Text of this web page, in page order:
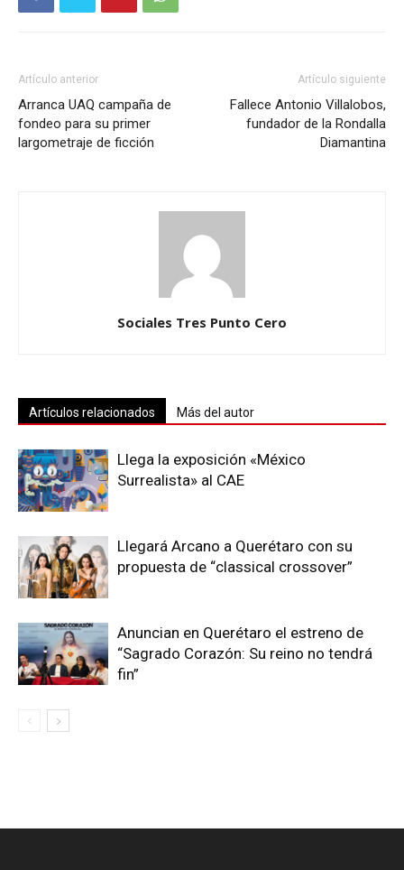
Artículo anterior
Arranca UAQ campaña de
fondeo para su primer
largometraje de ficción
Artículo siguiente
Fallece Antonio Villalobos,
fundador de la Rondalla
Diamantina
Sociales Tres Punto Cero
Artículos relacionados Más del autor
Llega la exposición «México
Surrealista» al CAE
Llegará Arcano a Querétaro con su
propuesta de “classical crossover”
Anuncian en Querétaro el estreno de
“Sagrado Corazón: Su reino no tendrá
fin”